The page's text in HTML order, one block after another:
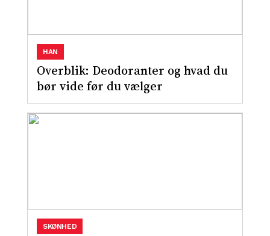
Overblik: Deodoranter og hvad du
bør vide før du vælger
HAN
SKØNHED